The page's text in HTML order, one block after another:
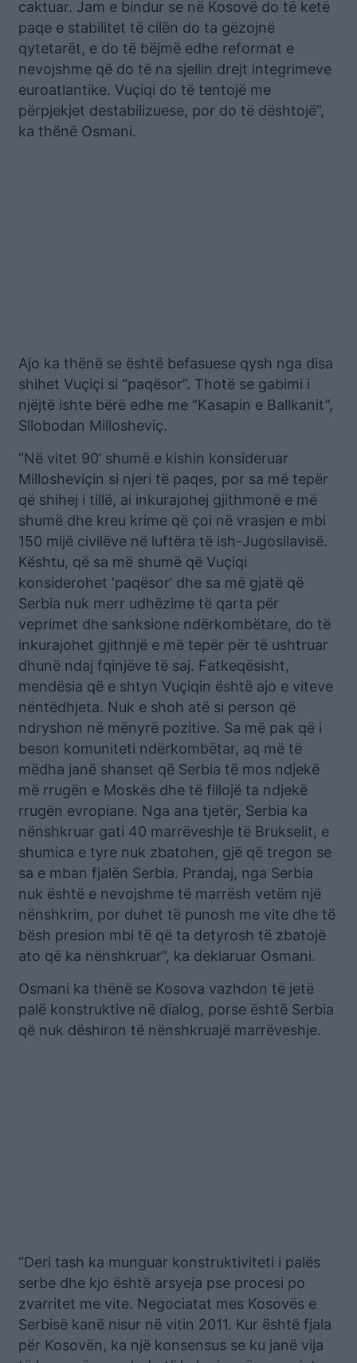
caktuar. Jam e bindur se në Kosovë do të ketë
paqe e stabilitet të cilën do ta gëzojnë
qytetarët, e do të bëjmë edhe reformat e
nevojshme që do të na sjellin drejt integrimeve
euroatlantike. Vuçiqi do të tentojë me
përpjekjet destabilizuese, por do të dështojë”,
ka thënë Osmani.
Ajo ka thënë se është befasuese qysh nga disa
shihet Vuçiçi si “paqësor”. Thotë se gabimi i
njëjtë ishte bërë edhe me “Kasapin e Ballkanit”,
Sllobodan Millosheviç.
“Në vitet 90’ shumë e kishin konsideruar
Millosheviçin si njeri të paqes, por sa më tepër
që shihej i tillë, ai inkurajohej gjithmonë e më
shumë dhe kreu krime që çoi në vrasjen e mbi
150 mijë civilëve në luftëra të ish-Jugosllavisë.
Kështu, që sa më shumë që Vuçiqi
konsiderohet ‘paqësor’ dhe sa më gjatë që
Serbia nuk merr udhëzime të qarta për
veprimet dhe sanksione ndërkombëtare, do të
inkurajohet gjithnjë e më tepër për të ushtruar
dhunë ndaj fqinjëve të saj. Fatkeqësisht,
mendësia që e shtyn Vuçiqin është ajo e viteve
nëntëdhjeta. Nuk e shoh atë si person që
ndryshon në mënyrë pozitive. Sa më pak që i
beson komuniteti ndërkombëtar, aq më të
mëdha janë shanset që Serbia të mos ndjekë
më rrugën e Moskës dhe të fillojë ta ndjekë
rrugën evropiane. Nga ana tjetër, Serbia ka
nënshkruar gati 40 marrëveshje të Brukselit, e
shumica e tyre nuk zbatohen, gjë që tregon se
sa e mban fjalën Serbia. Prandaj, nga Serbia
nuk është e nevojshme të marrësh vetëm një
nënshkrim, por duhet të punosh me vite dhe të
bësh presion mbi të që ta detyrosh të zbatojë
ato që ka nënshkruar”, ka deklaruar Osmani.
Osmani ka thënë se Kosova vazhdon të jetë
palë konstruktive në dialog, porse është Serbia
që nuk dëshiron të nënshkruajë marrëveshje.
“Deri tash ka munguar konstruktiviteti i palës
serbe dhe kjo është arsyeja pse procesi po
zvarritet me vite. Negociatat mes Kosovës e
Serbisë kanë nisur në vitin 2011. Kur është fjala
për Kosovën, ka një konsensus se ku janë vija